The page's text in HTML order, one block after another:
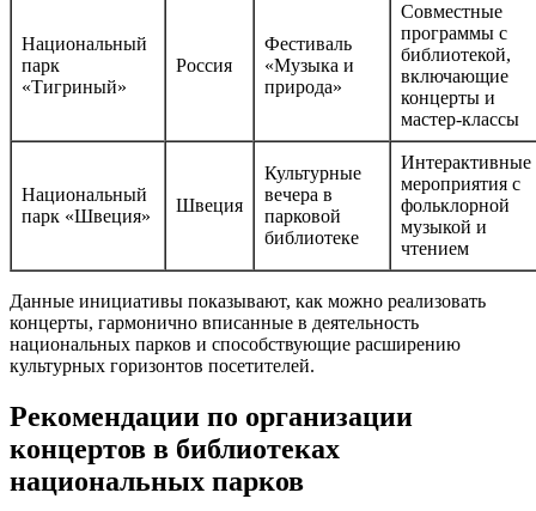
Национальный
парк
«Тигриный»
Россия
Фестиваль
«Музыка и
природа»
Совместные
программы с
библиотекой,
включающие
концерты и
мастер-классы
Национальный
парк «Швеция»
Швеция
Культурные
вечера в
парковой
библиотеке
Интерактивные
мероприятия с
фольклорной
музыкой и
чтением
Данные инициативы показывают, как можно реализовать
концерты, гармонично вписанные в деятельность
национальных парков и способствующие расширению
культурных горизонтов посетителей.
Рекомендации по организации
концертов в библиотеках
национальных парков